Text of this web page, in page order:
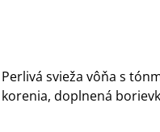
Perlivá svieža vôňa s
korenia, doplnená